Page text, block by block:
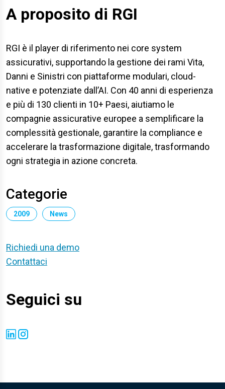
A proposito di RGI
RGI è il player di riferimento nei core system
assicurativi, supportando la gestione dei rami Vita,
Danni e Sinistri con piattaforme modulari, cloud-
native e potenziate dall’AI. Con 40 anni di esperienza
e più di 130 clienti in 10+ Paesi, aiutiamo le
compagnie assicurative europee a semplificare la
complessità gestionale, garantire la compliance e
accelerare la trasformazione digitale, trasformando
ogni strategia in azione concreta.
Categorie
2009 News
Richiedi una demo
Contattaci
Seguici su